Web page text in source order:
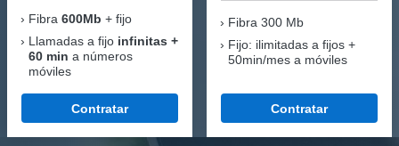
Fibra 600Mb + fijo
Llamadas a fijo infinitas +
60 min a números
móviles
Contratar
Fibra 300 Mb
Fijo: ilimitadas a fijos +
50min/mes a móviles
Contratar